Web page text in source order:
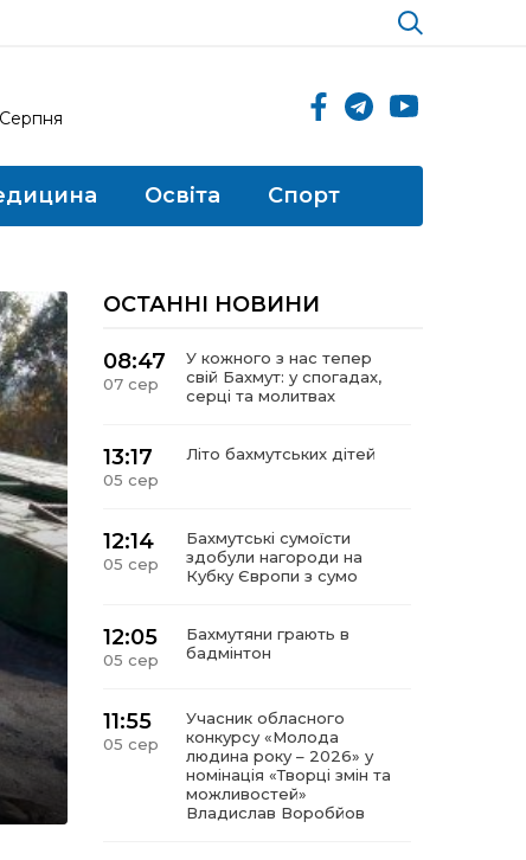
Освіта Спорт
ОСТАННІ НОВИНИ
08:47
07 сер
У кожного з нас тепер
свій Бахмут: у спогадах,
серці та молитвах
13:17
05 сер
Літо бахмутських дітей
12:14
05 сер
Бахмутські сумоїсти
здобули нагороди на
Кубку Європи з сумо
12:05
05 сер
Бахмутяни грають в
бадмінтон
11:55
05 сер
Учасник обласного
конкурсу «Молода
людина року – 2026» у
номінація «Творці змін та
можливостей»
Владислав Воробйов